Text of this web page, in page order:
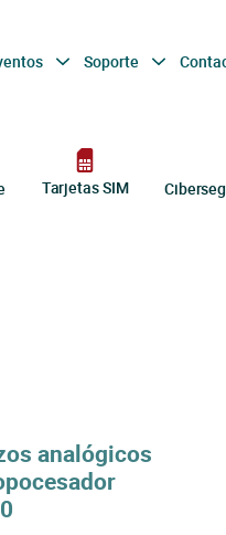
Soporte
Tarjetas SIM
analógicos